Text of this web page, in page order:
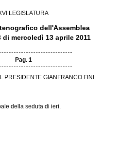
LEGISLATURA
dell'Assemblea
di mercoledì 13 aprile 2011
Pag. 1
PRESIDENTE GIANFRANCO FINI
della seduta di ieri.